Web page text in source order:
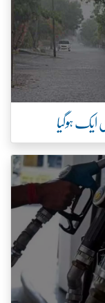
ہوگیا